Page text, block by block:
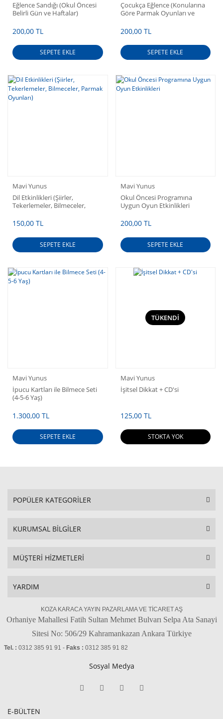
Eğlence Sandığı (Okul Öncesi
Belirli Gün ve Haftalar)
200,00 TL
SEPETE EKLE
Çocukça Eğlence (Konularına
Göre Parmak Oyunları ve
200,00 TL
SEPETE EKLE
Mavi Yunus
Dil Etkinlikleri (Şiirler,
Tekerlemeler, Bilmeceler,
150,00 TL
SEPETE EKLE
Mavi Yunus
Okul Öncesi Programına
Uygun Oyun Etkinlikleri
200,00 TL
SEPETE EKLE
Mavi Yunus
İpucu Kartları ile Bilmece Seti
(4-5-6 Yaş)
1.300,00 TL
SEPETE EKLE
TÜKENDİ
Mavi Yunus
İşitsel Dikkat + CD'si
125,00 TL
STOKTA YOK
POPÜLER KATEGORİLER
KURUMSAL BİLGİLER
MÜŞTERİ HİZMETLERİ
YARDIM
KOZA KARACA YAYIN PAZARLAMA VE TİCARET AŞ
Orhaniye Mahallesi Fatih Sultan Mehmet Bulvarı Selpa Ata Sanayi
Sitesi No: 506/29 Kahramankazan Ankara Türkiye
Tel. : 0312 385 91 91 -Faks : 0312 385 91 82
Sosyal Medya
E-BÜLTEN